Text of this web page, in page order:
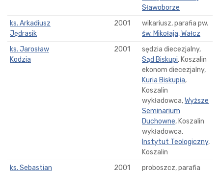
Sławoborze
ks. Arkadiusz
Jędrasik
2001
wikariusz, parafia pw.
św. Mikołaja, Wałcz
ks. Jarosław
Kodzia
2001
sędzia diecezjalny,
Sąd Biskupi, Koszalin
ekonom diecezjalny,
Kuria Biskupia,
Koszalin
wykładowca,Wyższe
Seminarium
Duchowne, Koszalin
wykładowca,
Instytut Teologiczny,
Koszalin
ks. Sebastian
2001
proboszcz, parafia